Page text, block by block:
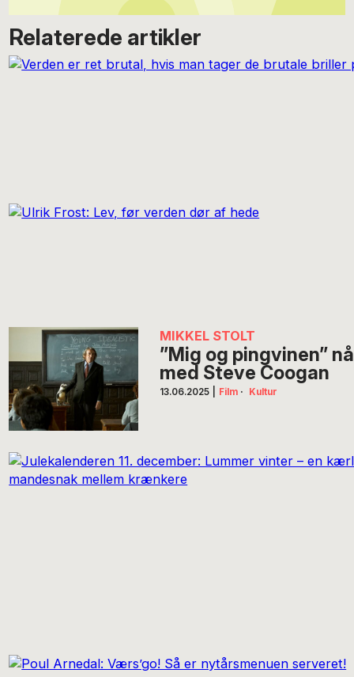
Relaterede artikler
MIKKEL STOLT
”Mig og pingvinen”
med Steve Coogan
13.06.2025 Film · Kultur